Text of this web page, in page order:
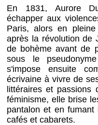
En 1831, Aurore
échapper aux
Paris, alors en pleine
après la révolution de
de bohème avant de
sous le
s'impose ensuite
écrivaine à vivre de
littéraires et passions
féminisme, elle brise
pantalon et en
cafés et cabarets.